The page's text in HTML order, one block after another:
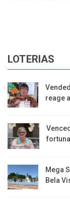
LOTERIAS
reage
Mega
Bela